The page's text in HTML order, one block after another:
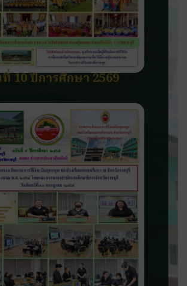
10 ปีการศึกษา 2569